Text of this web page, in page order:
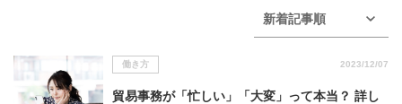
新着記事順
働き方 2023/12/07
貿易事務が「忙しい」「大変」って本当？ 詳し